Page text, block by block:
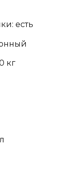
есть
кг